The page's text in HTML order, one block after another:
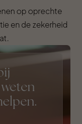
op oprechte
en de zekerheid